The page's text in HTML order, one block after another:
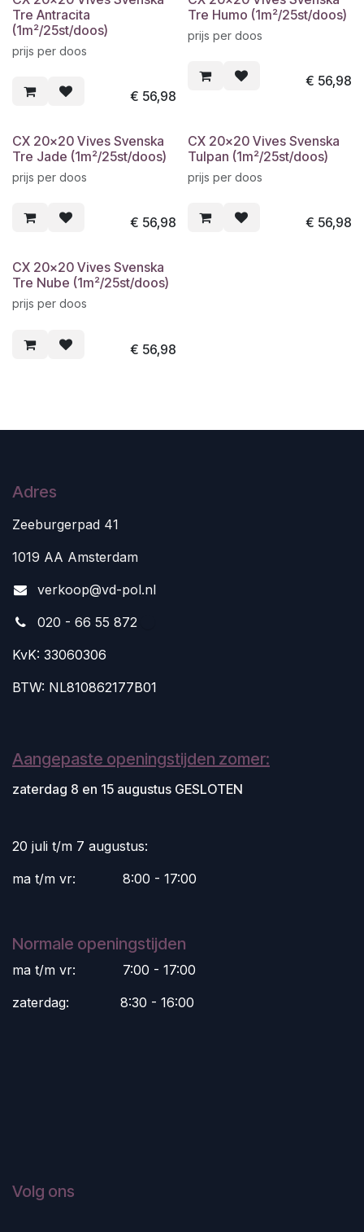
Tre Antracita
(1m²/25st/doos)
prijs per doos
€ 56,98
Tre Humo (1m²/25st/doos)
prijs per doos
€ 56,98
CX 20x20 Vives Svenska
Tre Jade (1m²/25st/doos)
prijs per doos
€ 56,98
CX 20x20 Vives Svenska
Tulpan (1m²/25st/doos)
prijs per doos
€ 56,98
CX 20x20 Vives Svenska
Tre Nube (1m²/25st/doos)
prijs per doos
€ 56,98
Adres
Zeeburgerpad 41
1019 AA Amsterdam
verkoop@vd-pol.nl
020 - 66 55 872
KvK: 33060306
BTW: NL810862177B01
Aangepaste openingstijden zomer:
zaterdag 8 en 15 augustus GESLOTEN
20 juli t/m 7 augustus:
ma t/m vr:
​8:00 - 17:00
Normale openingstijden
ma t/m vr:
​7:00 - 17:00
zaterdag:
​8:30 - 16:00
Volg ons